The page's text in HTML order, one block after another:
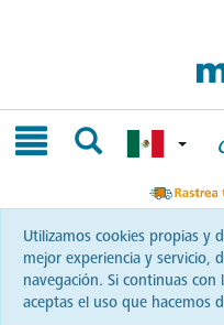
Utilizamos cookies propias y
mejor experiencia y servicio,
navegación. Si continuas
aceptas el uso que hacemos